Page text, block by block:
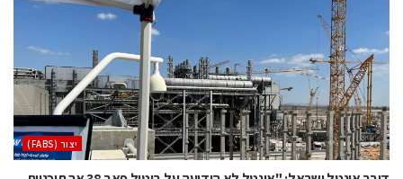
‫יצור (‪(FABS‬‬